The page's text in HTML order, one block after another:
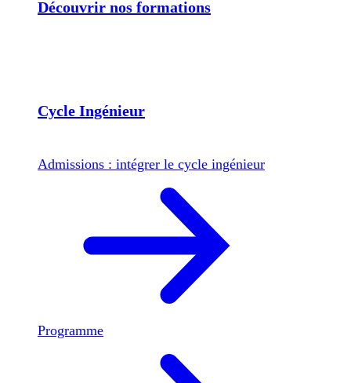
Découvrir nos formations
Cycle Ingénieur
Admissions : intégrer le cycle ingénieur
Programme